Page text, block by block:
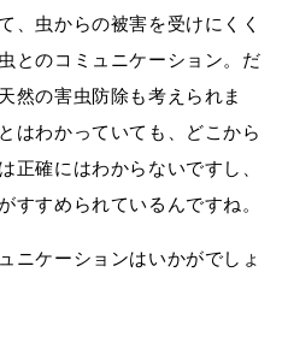
、虫からの被害を受けにくく
とのコミュニケーション。だ
然の害虫防除も考えられま
はわかっていても、どこから
正確にはわからないですし、
すすめられているんですね。
ニケーションはいかがでしょ